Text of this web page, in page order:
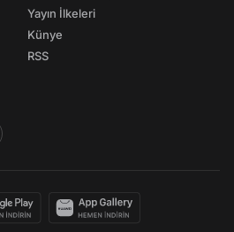
Yayın İlkeleri
Künye
RSS